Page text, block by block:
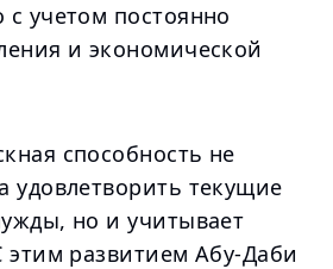
учетом постоянно
и экономической
способность не
удовлетворить текущие
но и учитывает
этим развитием Абу-Даби